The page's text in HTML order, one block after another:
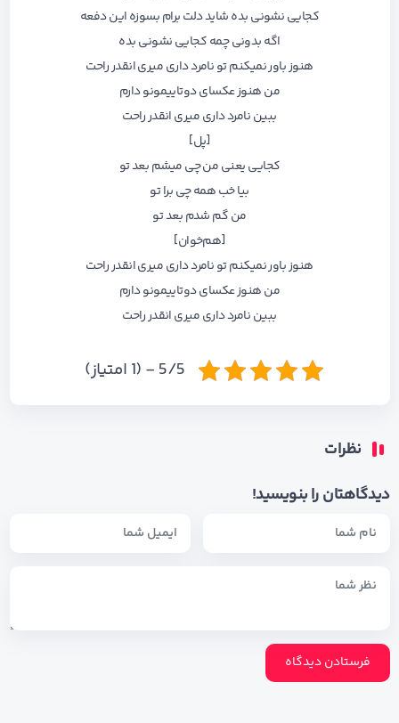
کجایی نشونی بده شاید دلت برام بسوزه این دفعه
اگه بدونی چمه کجایی نشونی بده
هنوز باور نمیکنم تو نامرد داری میری انقدر راحت
من هنوز عکسای دوتاییمونو دارم
ببین نامرد داری میری انقدر راحت
[پل]
کجایی یعنی من چی میشم بعد تو
بیا خب همه چی برا تو
من گم شدم بعد تو
[هم‌خوان]
هنوز باور نمیکنم تو نامرد داری میری انقدر راحت
من هنوز عکسای دوتاییمونو دارم
ببین نامرد داری میری انقدر راحت
5/5 - (1 امتیاز)
نظرات
دیدگاهتان را بنویسید!